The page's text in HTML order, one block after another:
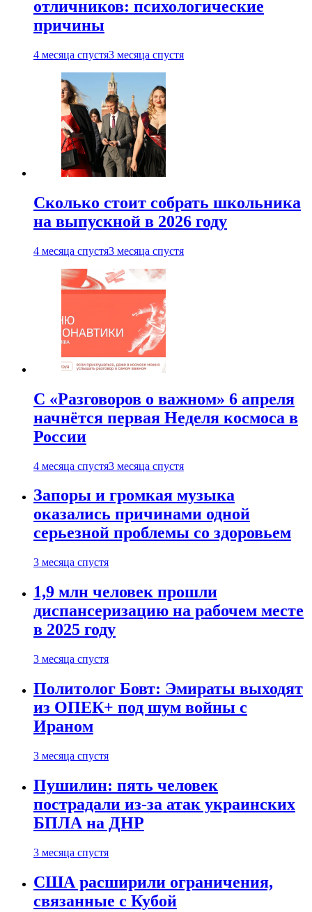
отличников: психологические
причины
4 месяца спустя3 месяца спустя
Сколько стоит собрать школьника
на выпускной в 2026 году
4 месяца спустя3 месяца спустя
С «Разговоров о важном» 6 апреля
начнётся первая Неделя космоса в
России
4 месяца спустя3 месяца спустя
Запоры и громкая музыка
оказались причинами одной
серьезной проблемы со здоровьем
3 месяца спустя
1,9 млн человек прошли
диспансеризацию на рабочем месте
в 2025 году
3 месяца спустя
Политолог Бовт: Эмираты выходят
из ОПЕК+ под шум войны с
Ираном
3 месяца спустя
Пушилин: пять человек
пострадали из-за атак украинских
БПЛА на ДНР
3 месяца спустя
США расширили ограничения,
связанные с Кубой